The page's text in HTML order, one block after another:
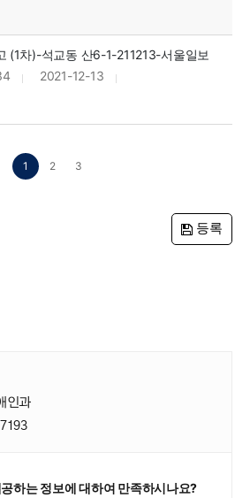
(1차)-석교동 산6-1-211213-서울일보
2021-12-13
1 2 3
등록
인과
하는 정보에 대하여 만족하시나요?